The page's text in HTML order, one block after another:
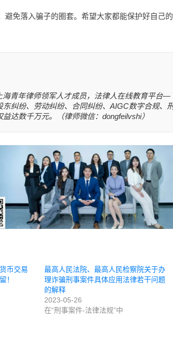
免落入骗子的圈套。希望大家都能保护好自己
海青年律师领军人才成员，法律人在线教育平台—
纠纷、劳动纠纷、合同纠纷、AIGC数字合规、
达数千万元。（律师微信：dongfeilvshi）
币交易
！
最高人民法院、最高人民检察院关于办
理诈骗刑事案件具体应用法律若干问题
的解释
2023-05-26
在“刑事案件-法律法规”中